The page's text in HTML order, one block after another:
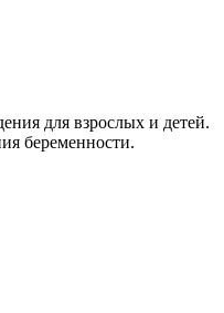
для взрослых и детей.
беременности.